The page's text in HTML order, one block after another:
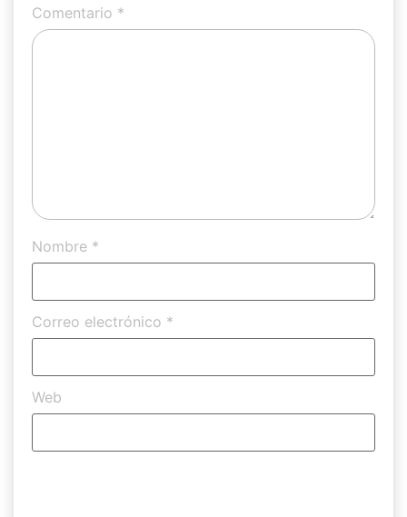
Comentario *
Nombre *
Correo electrónico *
Web